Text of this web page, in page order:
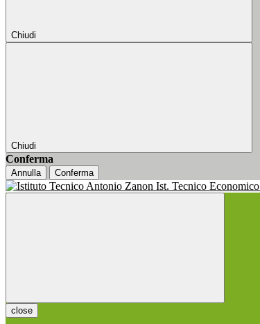
Chiudi
Chiudi
Conferma
Annulla Conferma
Ist. Tecnico Economico
close